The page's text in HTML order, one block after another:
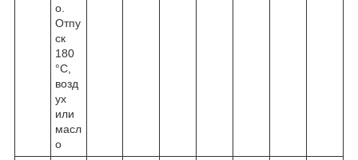
о.
Отпу
ск
180
°С,
возд
ух
или
масл
о